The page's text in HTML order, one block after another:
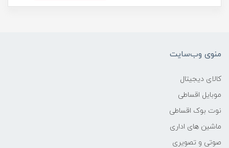
منوی وب‌سایت
کالای دیجیتال
موبایل اقساطی
نوت بوک اقساطی
ماشین های اداری
صوتی و تصویری